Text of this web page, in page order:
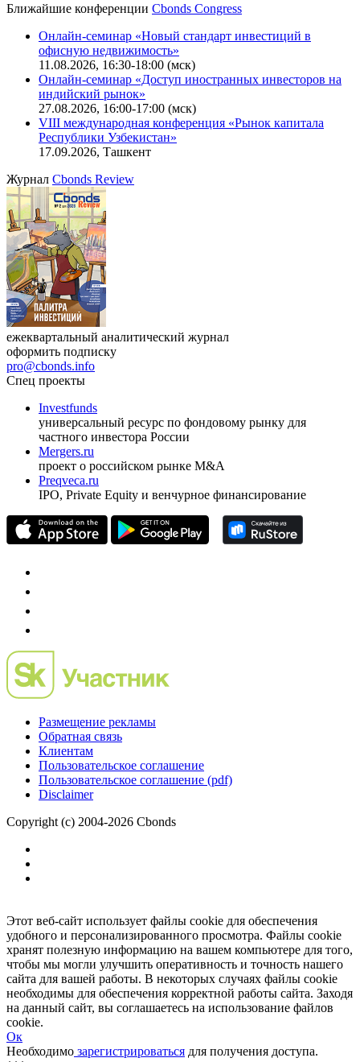
Поиск котировок облигаций
Ближайшие конференцииCbonds Congress
Онлайн-семинар «Новый стандарт инвестиций в
офисную недвижимость»
11.08.2026, 16:30-18:00 (мск)
Онлайн-семинар «Доступ иностранных инвесторов на
индийский рынок»
VIII международная конференция «Рынок капитала
Республики Узбекистан»
17.09.2026, Ташкент
ЖурналCbonds Review
оформить подписку
pro@cbonds.info
Спец проекты
Investfunds
универсальный ресурс по фондовому рынку для
частного инвестора России
проект о российском рынке M&A
Preqveca.ru
Размещение рекламы
Обратная связь
Пользовательское соглашение
Copyright (c) 2004-2026 Cbonds
Этот веб-сайт использует файлы cookie для обеспечения
удобного и персонализированного просмотра. Файлы cookie
хранят полезную информацию на вашем компьютере для того,
чтобы мы могли улучшить оперативность и точность нашего
сайта для вашей работы. В некоторых случаях файлы cookie
необходимы для обеспечения корректной работы сайта. Заходя